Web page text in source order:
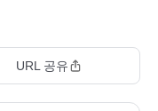
URL 공유